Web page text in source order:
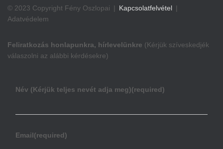
© 2023 Copyright Fény Oszlopai | Kapcsolatfelvétel |
Adatvédelem
Feliratkozás honlapunkra, hírlevelünkre (Kérjük szíveskedjék
válaszolni az alábbi kérdésekre)
Név (Kérjük teljes nevét adja meg)(required)
Email(required)